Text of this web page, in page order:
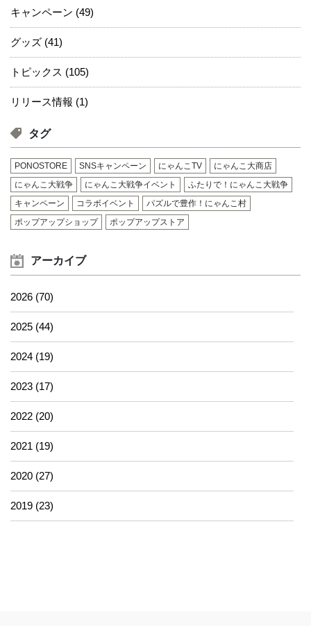
キャンペーン (49)
グッズ (41)
トピックス (105)
リリース情報 (1)
タグ
PONOSTORE SNSキャンペーン にゃんこTV
にゃんこ大商店
にゃんこ大戦争
にゃんこ大戦争イベント
ふたりで！にゃんこ大戦争
キャンペーン
コラボイベント
パズルで豊作！にゃんこ村
ポップアップショップ
ポップアップストア
アーカイブ
2026 (70)
2025 (44)
2024 (19)
2023 (17)
2022 (20)
2021 (19)
2020 (27)
2019 (23)